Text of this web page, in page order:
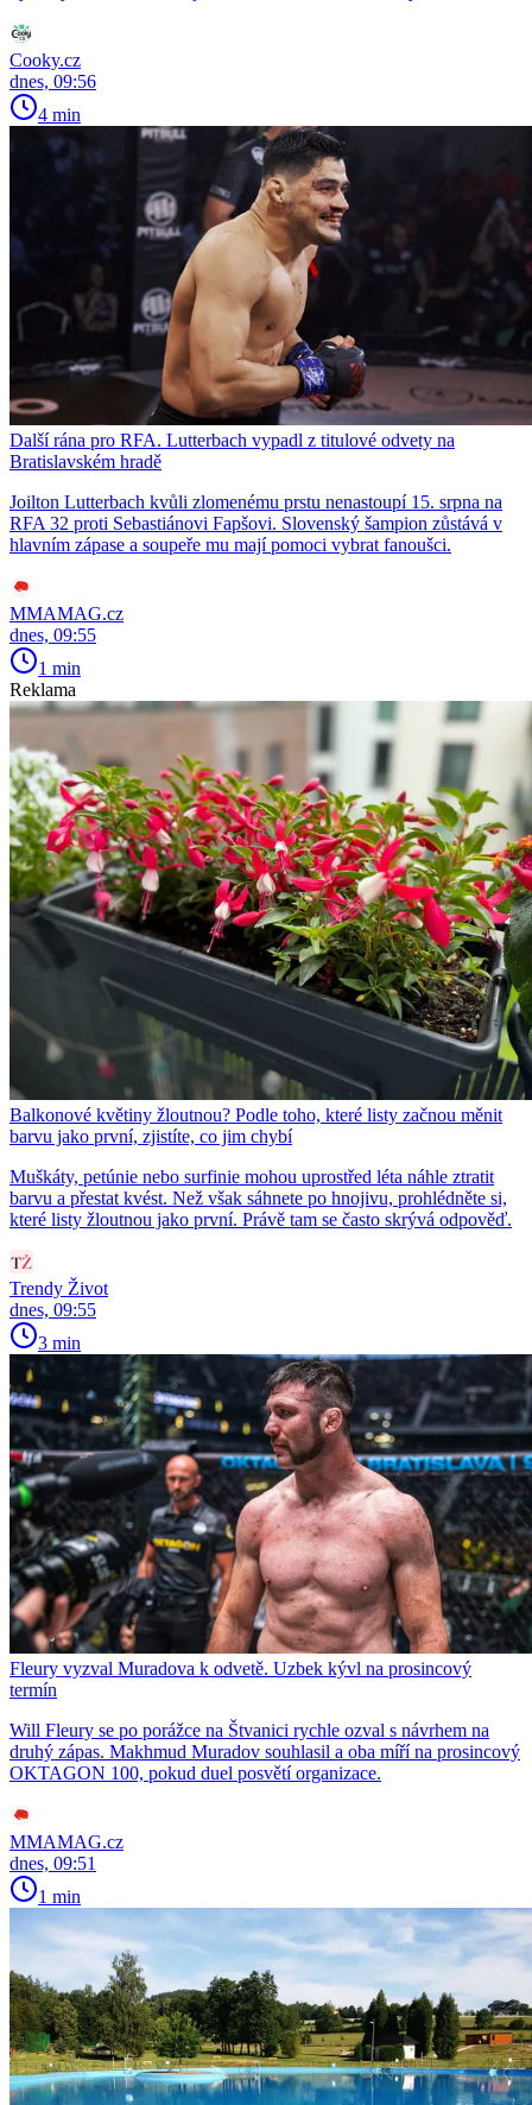
Cooky.cz
dnes, 09:56
4 min
Další rána pro RFA. Lutterbach vypadl z titulové odvety na
Bratislavském hradě
Joilton Lutterbach kvůli zlomenému prstu nenastoupí 15. srpna na
RFA 32 proti Sebastiánovi Fapšovi. Slovenský šampion zůstává v
hlavním zápase a soupeře mu mají pomoci vybrat fanoušci.
MMAMAG.cz
dnes, 09:55
1 min
Reklama
Balkonové květiny žloutnou? Podle toho, které listy začnou měnit
barvu jako první, zjistíte, co jim chybí
Muškáty, petúnie nebo surfinie mohou uprostřed léta náhle ztratit
barvu a přestat kvést. Než však sáhnete po hnojivu, prohlédněte si,
které listy žloutnou jako první. Právě tam se často skrývá odpověď.
Trendy Život
dnes, 09:55
3 min
Fleury vyzval Muradova k odvetě. Uzbek kývl na prosincový
termín
Will Fleury se po porážce na Štvanici rychle ozval s návrhem na
druhý zápas. Makhmud Muradov souhlasil a oba míří na prosincový
OKTAGON 100, pokud duel posvětí organizace.
MMAMAG.cz
dnes, 09:51
1 min